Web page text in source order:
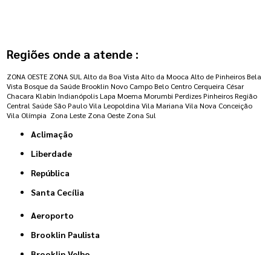
Regiões onde a atende :
ZONA OESTE ZONA SUL Alto da Boa Vista Alto da Mooca Alto de Pinheiros Bela
Vista Bosque da Saúde Brooklin Novo Campo Belo Centro Cerqueira César
Chacara Klabin Indianópolis Lapa Moema Morumbi Perdizes Pinheiros Região
Central Saúde São Paulo Vila Leopoldina Vila Mariana Vila Nova Conceição
Vila Olímpia Zona Leste Zona Oeste Zona Sul
Aclimação
Liberdade
República
Santa Cecília
Aeroporto
Brooklin Paulista